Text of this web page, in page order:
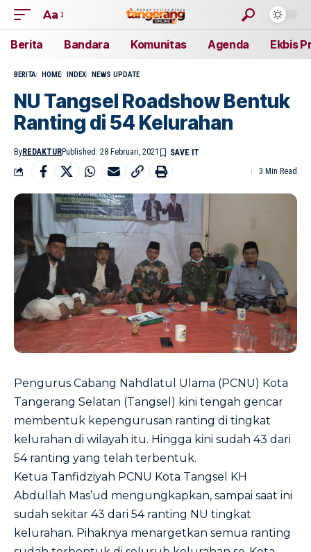
Aa
Berita Bandara Komunitas Agenda Ekbis
BERITA HOME INDEX NEWS UPDATE
NU Tangsel Roadshow Bentuk
Ranting di 54 Kelurahan
ByREDAKTURPublished: 28 Februari, 2021
3 Min Read
Pengurus Cabang Nahdlatul Ulama (PCNU) Kota
Tangerang Selatan (Tangsel) kini tengah gencar
membentuk kepengurusan ranting di tingkat
kelurahan di wilayah itu. Hingga kini sudah 43 dari
54 ranting yang telah terbentuk.
Ketua Tanfidziyah PCNU Kota Tangsel KH
Abdullah Mas’ud mengungkapkan, sampai saat ini
sudah sekitar 43 dari 54 ranting NU tingkat
kelurahan. Pihaknya menargetkan semua ranting